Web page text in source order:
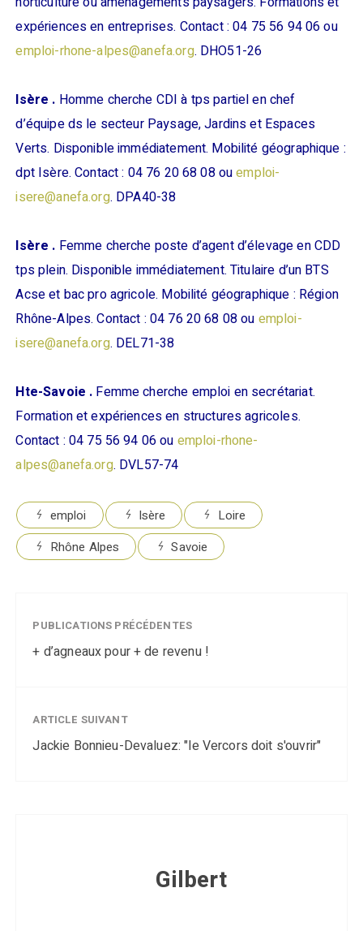
expériences en entreprises. Contact : 04 75 56 94 06 ou
emploi-rhone-alpes@anefa.org. DHO51-26
Isère . Homme cherche CDI à tps partiel en chef
d’équipe ds le secteur Paysage, Jardins et Espaces
Verts. Disponible immédiatement. Mobilité géographique :
dpt Isère. Contact : 04 76 20 68 08 ouemploi-
isere@anefa.org. DPA40-38
Isère . Femme cherche poste d’agent d’élevage en CDD
tps plein. Disponible immédiatement. Titulaire d’un BTS
Acse et bac pro agricole. Mobilité géographique : Région
Rhône-Alpes. Contact : 04 76 20 68 08 ou emploi-
isere@anefa.org. DEL71-38
Hte-Savoie . Femme cherche emploi en secrétariat.
Formation et expériences en structures agricoles.
Contact : 04 75 56 94 06 ou emploi-rhone-
alpes@anefa.org. DVL57-74
emploi Isère
Loire
Rhône Alpes
Savoie
PUBLICATIONS PRÉCÉDENTES
+ d’agneaux pour + de revenu !
ARTICLE SUIVANT
Jackie Bonnieu-Devaluez: "le Vercors doit s'ouvrir"
Gilbert